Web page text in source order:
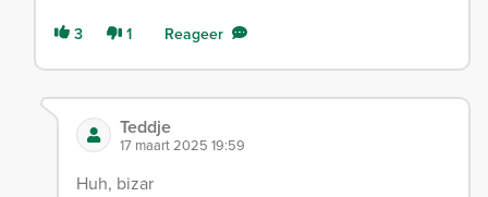
3 1 Reageer
Teddje
17 maart 2025 19:59
Huh, bizar